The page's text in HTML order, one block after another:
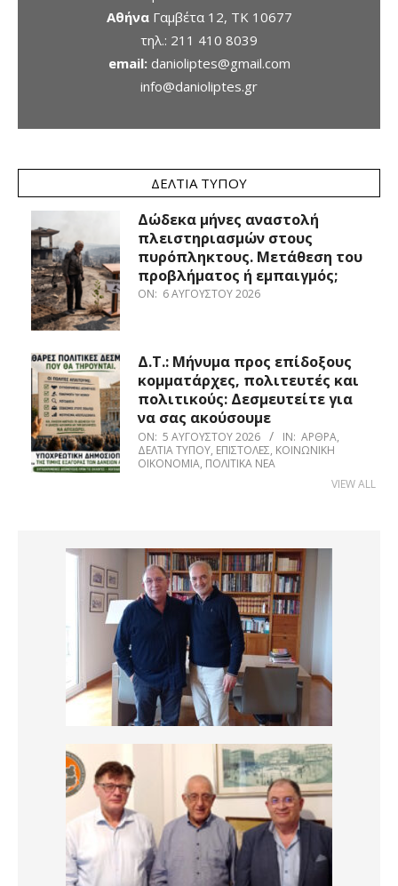
ΑθήναΓαμβέτα 12, ΤΚ 10677
τηλ.: 211 410 8039
email: danioliptes@gmail.com
info@danioliptes.gr
ΔΕΛΤΊΑ ΤΎΠΟΥ
Δώδεκα μήνες αναστολή
πλειστηριασμών στους
πυρόπληκτους. Μετάθεση του
προβλήματος ή εμπαιγμός;
ON: 6 ΑΥΓΟΎΣΤΟΥ 2026
Δ.Τ.: Μήνυμα προς επίδοξους
κομματάρχες, πολιτευτές και
πολιτικούς: Δεσμευτείτε για
να σας ακούσουμε
ON: 5 ΑΥΓΟΎΣΤΟΥ 2026 IN: ΆΡΘΡΑ,
ΔΕΛΤΊΑ ΤΎΠΟΥ, ΕΠΙΣΤΟΛΈΣ, ΚΟΙΝΩΝΙΚΉ
ΟΙΚΟΝΟΜΊΑ, ΠΟΛΙΤΙΚΆ ΝΈΑ
VIEW ALL